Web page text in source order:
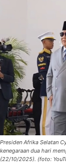
Presiden Afrika Selatan
kenegaraan dua hari
(22/10/2025). (foto: